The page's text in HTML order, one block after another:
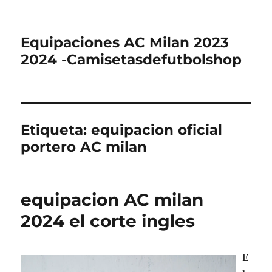
Equipaciones AC Milan 2023
2024 -Camisetasdefutbolshop
Etiqueta:equipacion oficial
portero AC milan
equipacion AC milan
2024 el corte ingles
E